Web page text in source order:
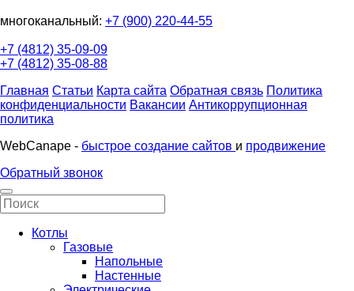
многоканальный: +7 (900) 220-44-55
+7 (4812) 35-09-09
+7 (4812) 35-08-88
Главная Статьи Карта сайта Обратная связь Политика
конфиденциальности Вакансии Антикоррупционная
политика
WebCanape - быстрое создание сайтов и продвижение
Обратный звонок
Котлы
Газовые
Напольные
Настенные